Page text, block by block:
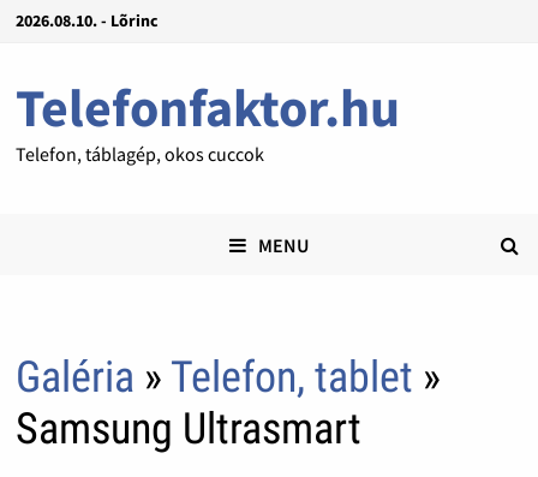
2026.08.10. - Lõrinc
Telefonfaktor.hu
Telefon, táblagép, okos cuccok
MENU
Galéria » Telefon, tablet »
Samsung Ultrasmart